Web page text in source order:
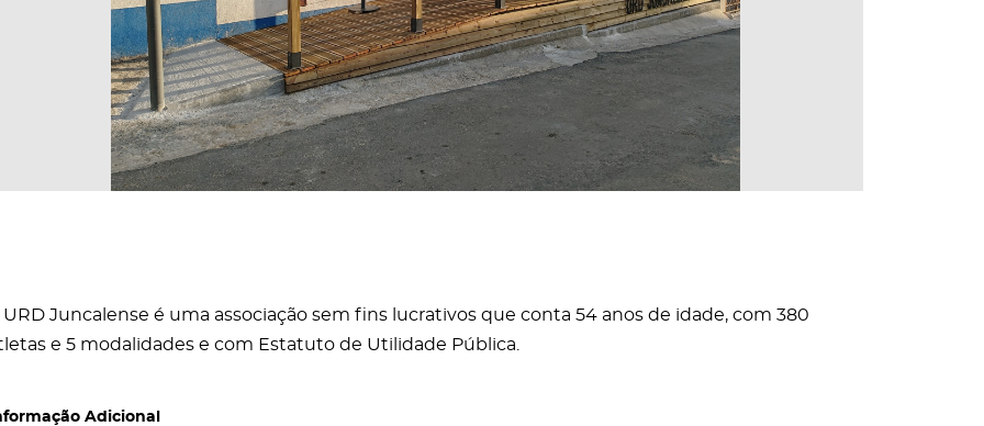
URD Juncalense é uma associação sem fins lucrativos que conta 54 anos de idade, com 380
e 5 modalidades e com Estatuto de Utilidade Pública.
Adicional